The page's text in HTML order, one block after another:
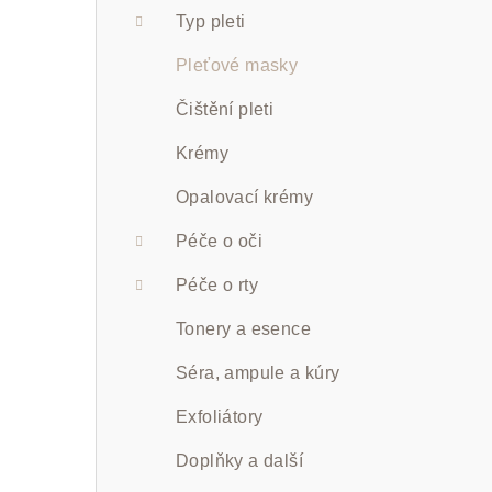
Typ pleti
Pleťové masky
Čištění pleti
Krémy
Opalovací krémy
Péče o oči
Péče o rty
Tonery a esence
Séra, ampule a kúry
Exfoliátory
Doplňky a další